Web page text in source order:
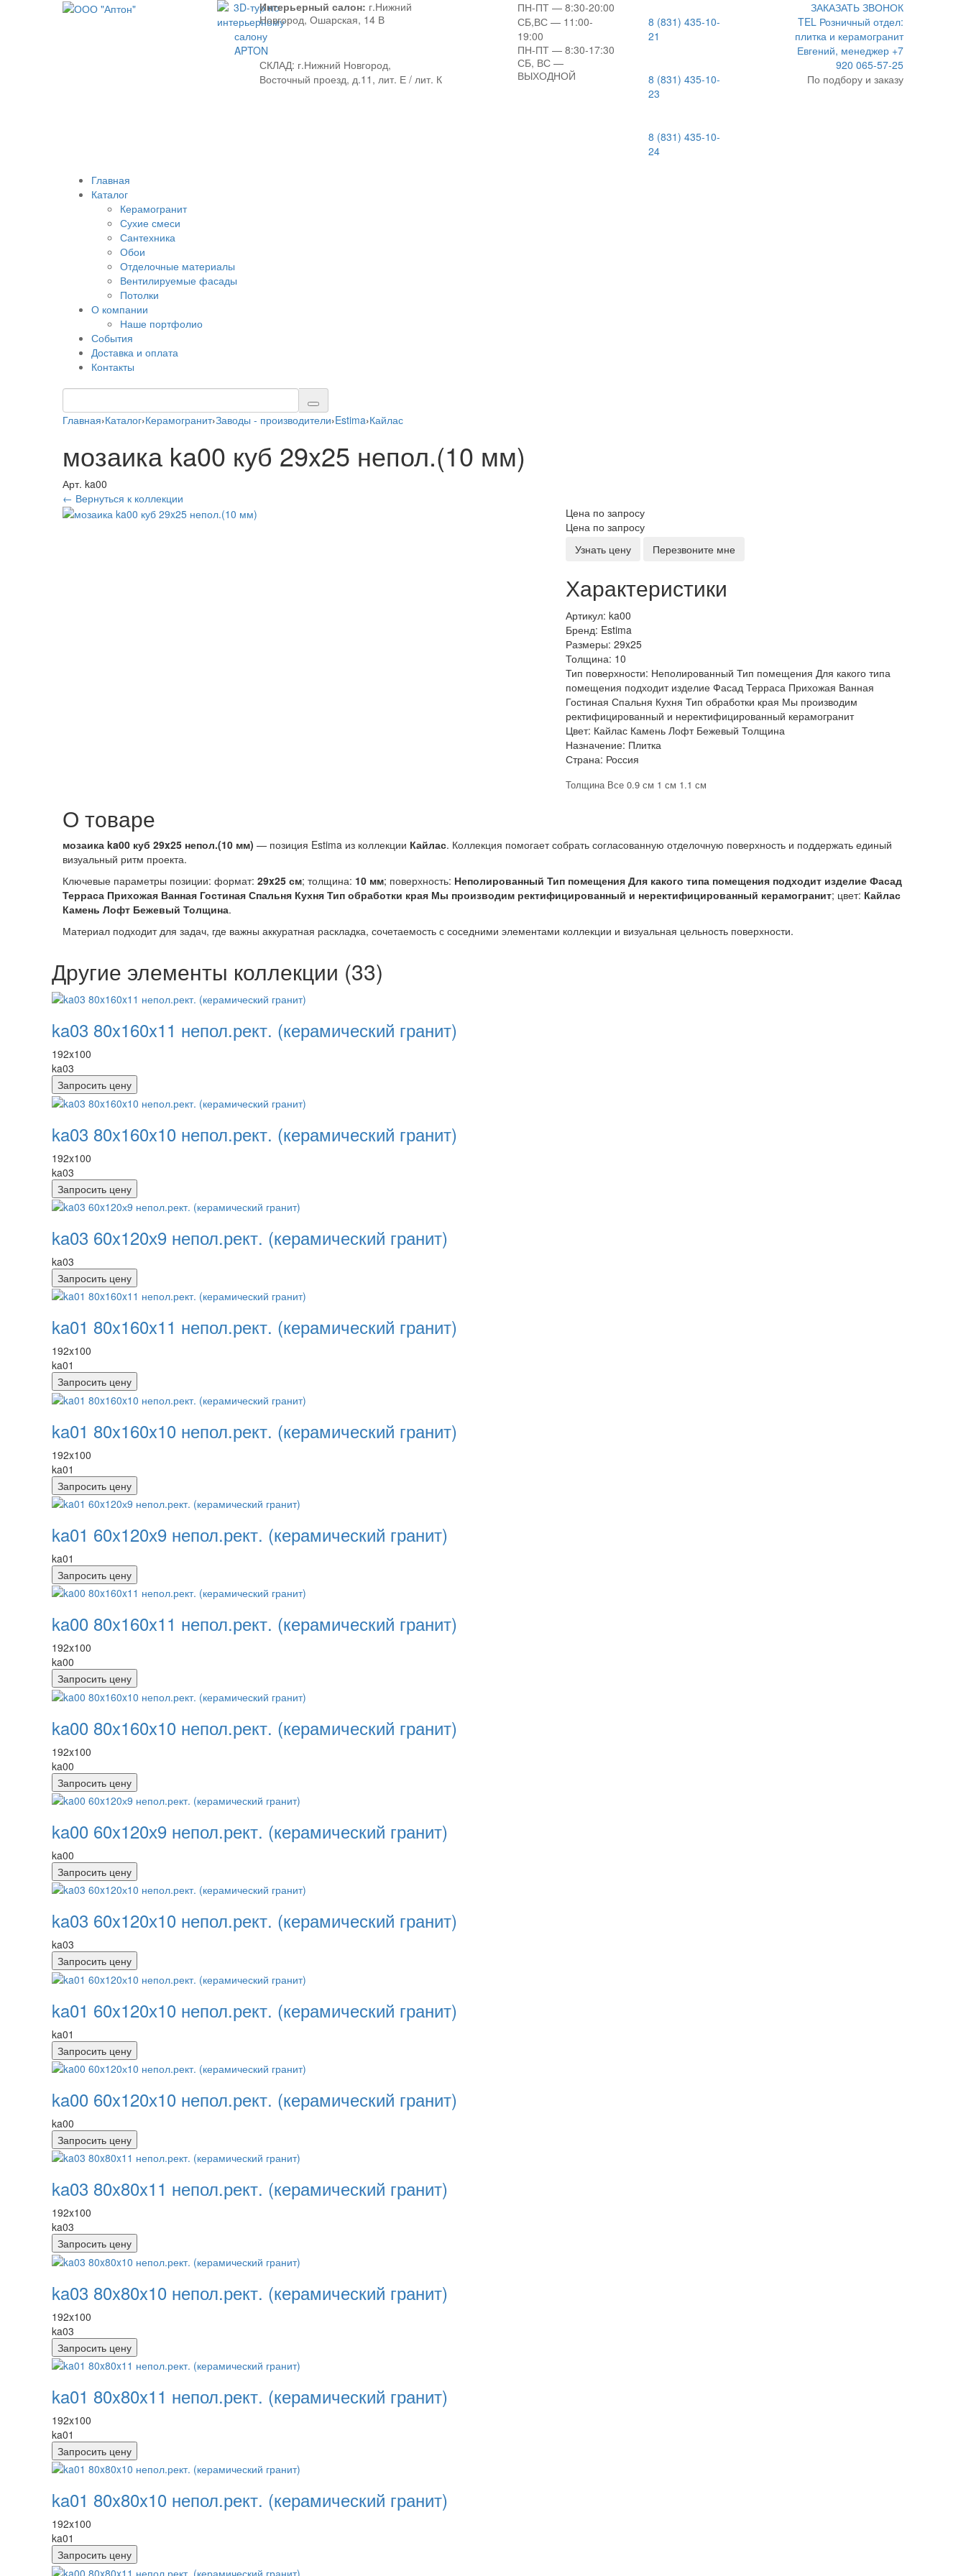
Интерьерный салон: г.Нижний
Новгород, Ошарская, 14 В
СКЛАД: г.Нижний Новгород,
Восточный проезд, д.11, лит. Е / лит. К
ПН-ПТ — 8:30-20:00
СБ,ВС — 11:00-
19:00
ПН-ПТ — 8:30-17:30
СБ, ВС —
ВЫХОДНОЙ
8 (831) 435-10-
21
8 (831) 435-10-
23
8 (831) 435-10-
24
ЗАКАЗАТЬ ЗВОНОК
TEL Розничный отдел:
плитка и керамогранит
Евгений, менеджер +7
920 065-57-25
По подбору и заказу
Главная
Каталог
Керамогранит
Сухие смеси
Сантехника
Обои
Отделочные материалы
Вентилируемые фасады
Потолки
О компании
Наше портфолио
События
Доставка и оплата
Контакты
Главная›Каталог›Керамогранит›Заводы - производители›Estima›Кайлас
мозаика ka00 куб 29x25 непол.(10 мм)
Арт. ka00
← Вернуться к коллекции
Цена по запросу
Цена по запросу
Узнать цену
Перезвоните мне
Характеристики
Артикул: ka00
Бренд: Estima
Размеры: 29x25
Толщина: 10
Тип поверхности: Неполированный Тип помещения Для какого типа
помещения подходит изделие Фасад Терраса Прихожая Ванная
Гостиная Спальня Кухня Тип обработки края Мы производим
ректифицированный и неректифицированный керамогранит
Цвет: Кайлас Камень Лофт Бежевый Толщина
Назначение: Плитка
Страна: Россия
Толщина Все 0.9 см 1 см 1.1 см
О товаре
мозаика ka00 куб 29x25 непол.(10 мм) — позиция Estima из коллекции Кайлас. Коллекция помогает собрать согласованную отделочную поверхность и поддержать единый
визуальный ритм проекта.
Ключевые параметры позиции: формат: 29x25 см; толщина: 10 мм; поверхность: Неполированный Тип помещения Для какого типа помещения подходит изделие Фасад
Терраса Прихожая Ванная Гостиная Спальня Кухня Тип обработки края Мы производим ректифицированный и неректифицированный керамогранит; цвет: Кайлас
Камень Лофт Бежевый Толщина.
Материал подходит для задач, где важны аккуратная раскладка, сочетаемость с соседними элементами коллекции и визуальная цельность поверхности.
Другие элементы коллекции (33)
ka03 80x160x11 непол.рект. (керамический гранит)
192x100
ka03
Запросить цену
ka03 80x160x10 непол.рект. (керамический гранит)
192x100
ka03
Запросить цену
ka03 60x120х9 непол.рект. (керамический гранит)
ka03
Запросить цену
ka01 80x160x11 непол.рект. (керамический гранит)
192x100
ka01
Запросить цену
ka01 80x160x10 непол.рект. (керамический гранит)
192x100
ka01
Запросить цену
ka01 60x120х9 непол.рект. (керамический гранит)
ka01
Запросить цену
ka00 80x160x11 непол.рект. (керамический гранит)
192x100
ka00
Запросить цену
ka00 80x160x10 непол.рект. (керамический гранит)
192x100
ka00
Запросить цену
ka00 60x120х9 непол.рект. (керамический гранит)
ka00
Запросить цену
ka03 60x120х10 непол.рект. (керамический гранит)
ka03
Запросить цену
ka01 60x120х10 непол.рект. (керамический гранит)
ka01
Запросить цену
ka00 60x120х10 непол.рект. (керамический гранит)
ka00
Запросить цену
ka03 80x80x11 непол.рект. (керамический гранит)
192x100
ka03
Запросить цену
ka03 80x80x10 непол.рект. (керамический гранит)
192x100
ka03
Запросить цену
ka01 80x80x11 непол.рект. (керамический гранит)
192x100
ka01
Запросить цену
ka01 80x80x10 непол.рект. (керамический гранит)
192x100
ka01
Запросить цену